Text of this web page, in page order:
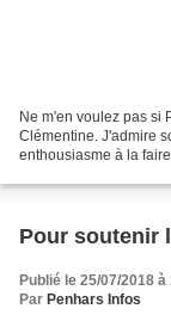
Ne m'en voulez pas si
Clémentine. J'admire
enthousiasme à la
Pour soutenir
Publié le 25/07/2018 à
Par Penhars Infos